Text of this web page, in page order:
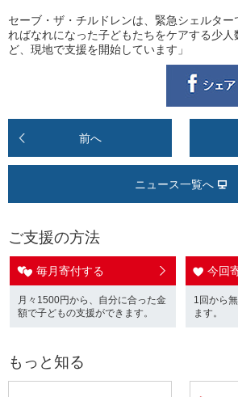
セーブ・ザ・チルドレンは、緊急シェルタ
ればなれになった子どもたちをケアする少
ど、現地で支援を開始しています」
前へ
ニュース一覧へ
ご支援の方法
毎月寄付する
月々1500円から、自分に合った金
額で子どもの支援ができます。
今回
1回から
ます。
もっと知る